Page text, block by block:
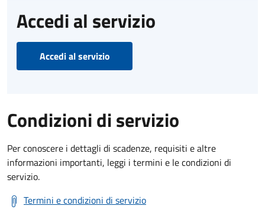
Accedi al servizio
Accedi al servizio
Condizioni di servizio
Per conoscere i dettagli di scadenze, requisiti e altre
informazioni importanti, leggi i termini e le condizioni di
servizio.
Termini e condizioni di servizio